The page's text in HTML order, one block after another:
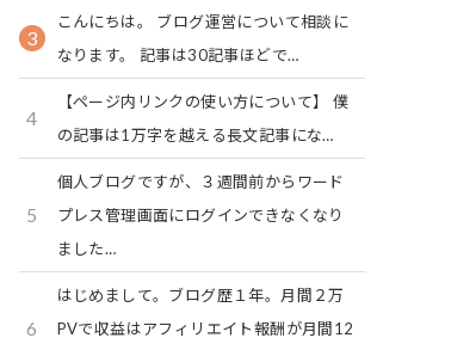
3
こんにちは。 ブログ運営について相談に
なります。 記事は30記事ほどで…
4
【ページ内リンクの使い方について】 僕
の記事は1万字を越える長文記事にな…
5
個人ブログですが、３週間前からワード
プレス管理画面にログインできなくなり
ました…
6
はじめまして。ブログ歴１年。月間２万
PVで収益はアフィリエイト報酬が月間12